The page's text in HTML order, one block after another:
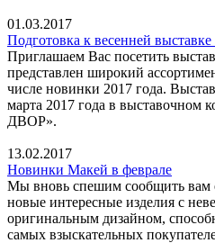
01.03.2017
Подготовка к весенней
Приглашаем Вас посетить
представлен широкий
числе новинки 2017 года.
марта 2017 года в
ДВОР».
13.02.2017
Новинки Макей в феврале
Мы вновь спешим сообщить вам
новые интересные изделия с
оригинальным дизайном,
самых взыскательных